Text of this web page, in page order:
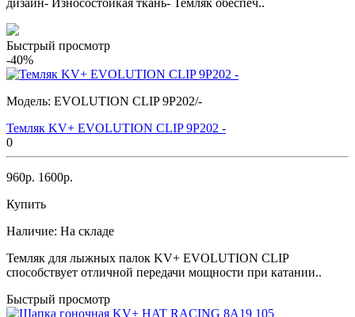
Быстрый просмотр
-40%
Модель: EVOLUTION CLIP 9P202/-
Темляк KV+ EVOLUTION CLIP 9P202 -
0
960р. 1600р.
Купить
Наличие: На складе
Темляк для лыжных палок KV+ EVOLUTION CLIP
способствует отличной передачи мощности при катании..
Быстрый просмотр